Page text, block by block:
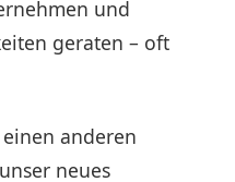
und
geraten – oft
anderen
neues